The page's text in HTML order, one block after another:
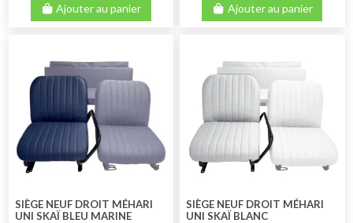
Ajouter au panier Ajouter au panier
SIÈGE NEUF DROIT MÉHARI
UNI SKAÏ BLEU MARINE
SIÈGE NEUF DROIT MÉHARI
UNI SKAÏ BLANC